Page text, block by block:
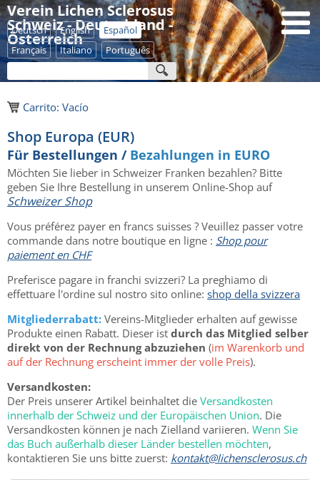
Verein Lichen Sclerosus
Schweiz - Deutschland -
Österreich
Deutsch English
Español
Français
Italiano Português
Carrito: Vacío
Shop Europa (EUR)
Für Bestellungen / Bezahlungen in EURO
Möchten Sie lieber in Schweizer Franken bezahlen? Bitte
geben Sie Ihre Bestellung in unserem Online-Shop auf
Schweizer Shop
Vous préférez payer en francs suisses ? Veuillez passer votre
commande dans notre boutique en ligne : Shop pour
paiement en CHF
Preferisce pagare in franchi svizzeri? La preghiamo di
effettuare l'ordine sul nostro sito online: shop della svizzera
Mitgliederrabatt: Vereins-Mitglieder erhalten auf gewisse
Produkte einen Rabatt. Dieser ist durch das Mitglied selber
direkt von der Rechnung abzuziehen (im Warenkorb und
auf der Rechnung erscheint immer der volle Preis).
Versandkosten:
Der Preis unserer Artikel beinhaltet die Versandkosten
innerhalb der Schweiz und der Europäischen Union. Die
Versandkosten können je nach Zielland variieren. Wenn Sie
das Buch außerhalb dieser Länder bestellen möchten,
kontaktieren Sie uns bitte zuerst: kontakt@lichensclerosus.ch